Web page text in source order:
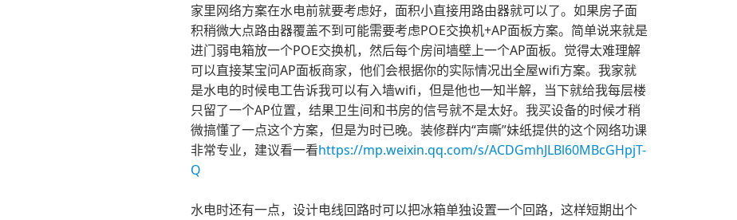
家里网络方案在水电前就要考虑好，面积小直接用路由器就可以了。如果房子面
积稍微大点路由器覆盖不到可能需要考虑POE交换机+AP面板方案。简单说来就是
进门弱电箱放一个POE交换机，然后每个房间墙壁上一个AP面板。觉得太难理解
可以直接某宝问AP面板商家，他们会根据你的实际情况出全屋wifi方案。我家就
是水电的时候电工告诉我可以有入墙wifi，但是他也一知半解，当下就给我每层楼
只留了一个AP位置，结果卫生间和书房的信号就不是太好。我买设备的时候才稍
微搞懂了一点这个方案，但是为时已晚。装修群内“声嘶”妹纸提供的这个网络功课
非常专业，建议看一看https://mp.weixin.qq.com/s/ACDGmhJLBl60MBcGHpjT-
Q
水电时还有一点，设计电线回路时可以把冰箱单独设置一个回路，这样短期出个